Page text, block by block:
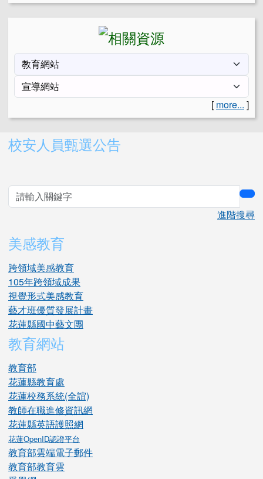
[ more... ]
右邊區域內容
校安人員甄選公告
進階搜尋
美感教育
跨領域美感教育
105年跨領域成果
視覺形式美感教育
藝才班優質發展計畫
花蓮縣國中藝文團
教育網站
教育部
花蓮縣教育處
花蓮校務系統(全誼)
教師在職進修資訊網
花蓮縣英語護照網
花蓮OpenID認證平台
教育部雲端電子郵件
教育部教育雲